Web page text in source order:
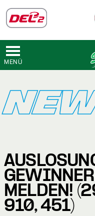
MENÜ
MELDEN!
910, 451)